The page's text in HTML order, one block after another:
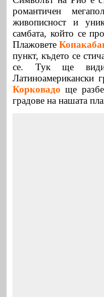
романтичен
живописност и
самбата, който се
Плажовете
пункт, където се
се. Тук ще
Латиноамерикански
Корковадо ще
градове на нашата